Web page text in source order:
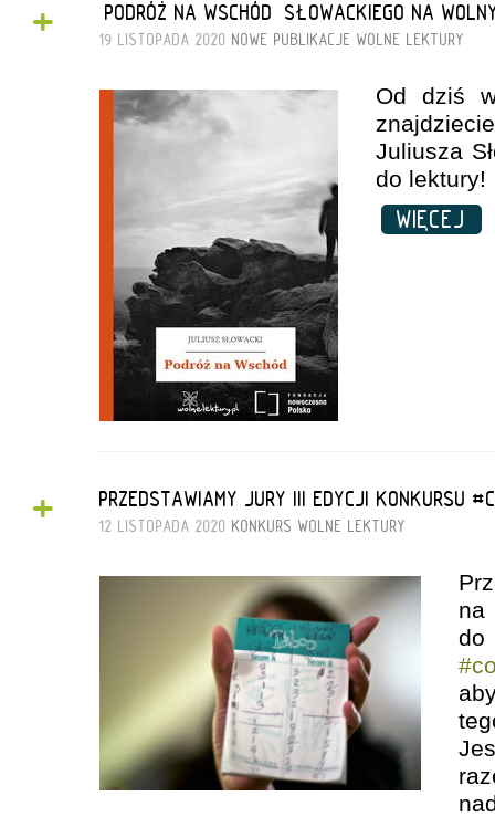
+ „PODRÓŻ NA WSCHÓD” SŁOWACKIEGO NA
19 LISTOPADA 2020 NOWE PUBLIKACJE WOLNE LEKTURY
Od dziś
Juliusza
do lektury!
WIĘCEJ
+ PRZEDSTAWIAMY JURY III EDYCJI KONKURSU
12 LISTOPADA 2020 KONKURS WOLNE LEKTURY
na